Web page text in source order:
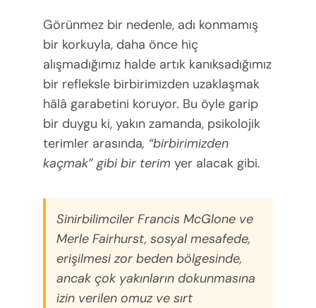
Görünmez bir nedenle, adı konmamış
bir korkuyla, daha önce hiç
alışmadığımız halde artık kanıksadığımız
bir refleksle birbirimizden uzaklaşmak
hâlâ garabetini koruyor. Bu öyle garip
bir duygu ki, yakın zamanda, psikolojik
terimler arasında, “birbirimizden
kaçmak” gibi bir terim yer alacak gibi.
Sinirbilimciler Francis McGlone ve
Merle Fairhurst, sosyal mesafede,
erişilmesi zor beden bölgesinde,
ancak çok yakınların dokunmasına
izin verilen omuz ve sırt